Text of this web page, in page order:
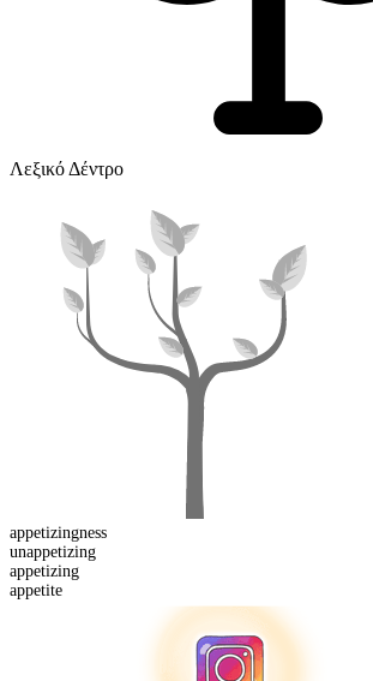
Λεξικό Δέντρο
appetizingness
unappetizing
appetizing
appetite